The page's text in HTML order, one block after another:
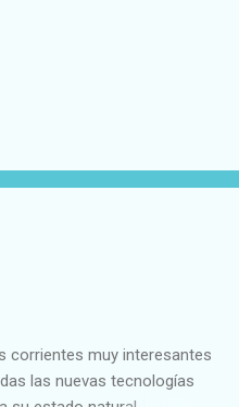
corrientes muy interesantes
las nuevas tecnologías